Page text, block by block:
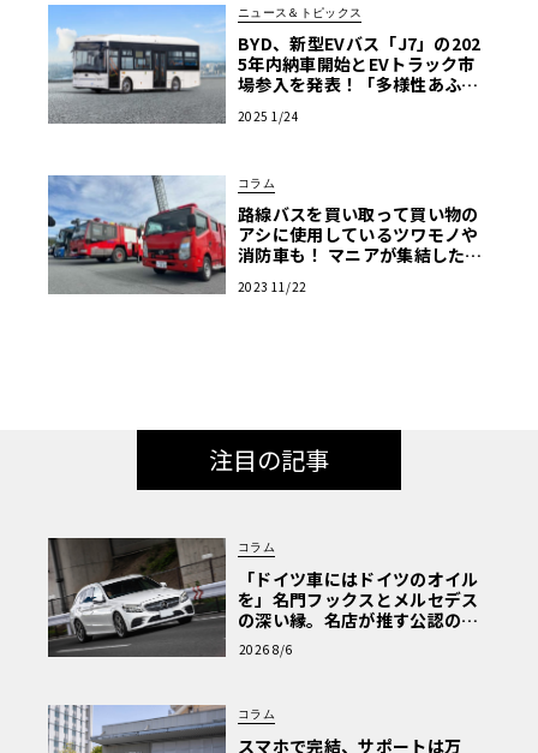
ニュース＆トピックス
BYD、新型EVバス「J7」の202
5年内納車開始とEVトラック市
場参入を発表！「多様性あふれ
2025 1/24
コラム
路線バスを買い取って買い物の
アシに使用しているツワモノや
消防車も！ マニアが集結した商
2023 11/22
注目の記事
コラム
「ドイツ車にはドイツのオイル
を」名門フックスとメルセデス
の深い縁。名店が推す公認の安
心と、Cクラスで味わうシルキー
な走り〈PR〉
2026 8/6
コラム
スマホで完結、サポートは万